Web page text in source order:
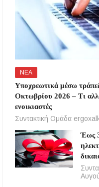
ΝΕΑ
Υποχρεωτικά μέσω
Οκτωβρίου 2026 – Τι
ενοικιαστές
Συντακτική Ομάδα
Έως